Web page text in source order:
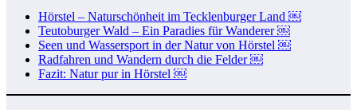
Hörstel – Naturschönheit im Tecklenburger Land ￼
Teutoburger Wald – Ein Paradies für Wanderer ￼
Seen und Wassersport in der Natur von Hörstel ￼
Radfahren und Wandern durch die Felder ￼
Fazit: Natur pur in Hörstel ￼